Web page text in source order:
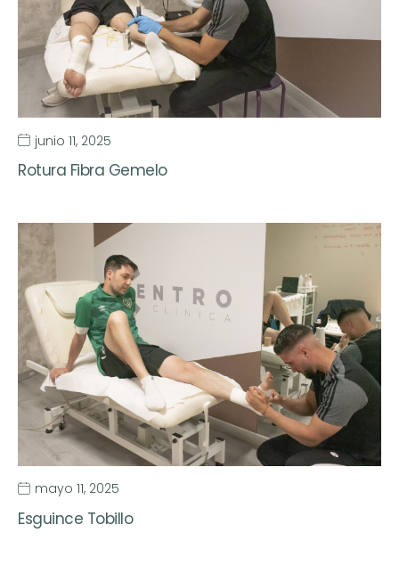
junio 11, 2025
Rotura Fibra Gemelo
mayo 11, 2025
Esguince Tobillo